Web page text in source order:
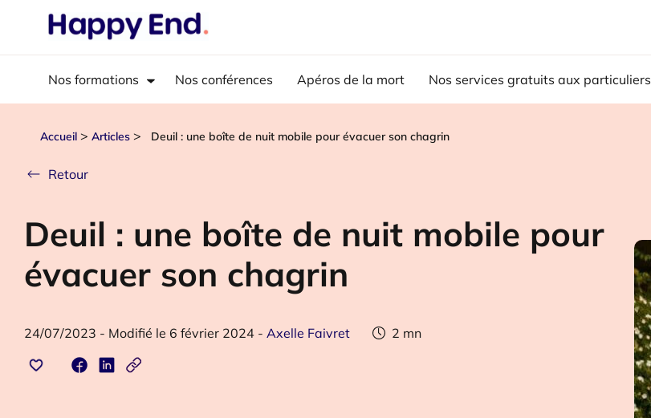
Nos formations Nos conférences Apéros de la mort Nos services gratuits aux particuliers
Accueil > Articles > Deuil : une boîte de nuit mobile pour évacuer son chagrin
Retour
Deuil : une boîte de nuit mobile pour
évacuer son chagrin
24/07/2023 - Modifié le 6 février 2024- Axelle Faivret 2 mn